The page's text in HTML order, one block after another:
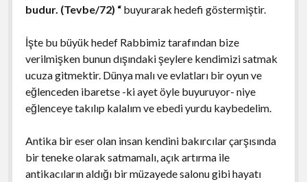
budur. (Tevbe/72) “buyurarak hedefi göstermiştir.
İşte bu büyük hedef Rabbimiz tarafından bize
verilmişken bunun dışındaki şeylere kendimizi satmak
ucuza gitmektir. Dünya malı ve evlatları bir oyun ve
eğlenceden ibaretse -ki ayet öyle buyuruyor- niye
eğlenceye takılıp kalalım ve ebedi yurdu kaybedelim.
Antika bir eser olan insan kendini bakırcılar çarşısında
bir teneke olarak satmamalı, açık artırma ile
antikacıların aldığı bir müzayede salonu gibi hayatı